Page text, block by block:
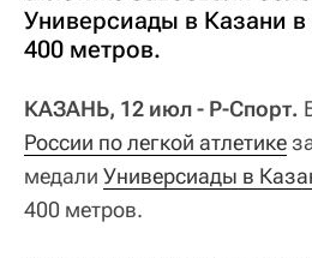
Универсиады в Казани в
400 метров.
КАЗАНЬ, 12 июл - Р-Спорт.
России по легкой атлетике
медали Универсиады в
400 метров.